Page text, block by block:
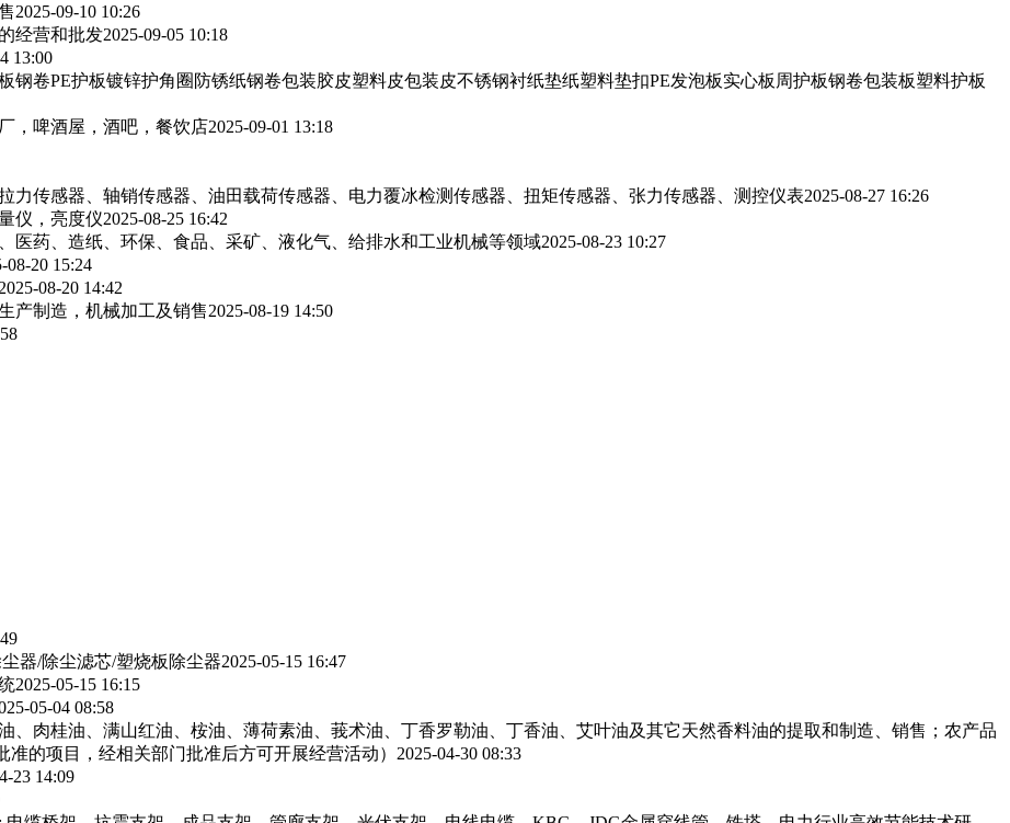
2025-09-10 10:26
经营和批发2025-09-05 10:18
13:00
钢卷PE护板镀锌护角圈防锈纸钢卷包装胶皮塑料皮包装皮不锈钢衬纸垫纸塑料垫扣PE发泡板实心板周护板钢卷包装板塑料护板
，啤酒屋，酒吧，餐饮店2025-09-01 13:18
力传感器、轴销传感器、油田载荷传感器、电力覆冰检测传感器、扭矩传感器、张力传感器、测控仪表2025-08-27 16:26
仪，亮度仪2025-08-25 16:42
医药、造纸、环保、食品、采矿、液化气、给排水和工业机械等领域2025-08-23 10:27
08-20 15:24
2025-08-20 14:42
产制造，机械加工及销售2025-08-19 14:50
器/除尘滤芯/塑烧板除尘器2025-05-15 16:47
2025-05-15 16:15
05-04 08:58
、肉桂油、满山红油、桉油、薄荷素油、莪术油、丁香罗勒油、丁香油、艾叶油及其它天然香料油的提取和制造、销售；农产品
的项目，经相关部门批准后方可开展经营活动） 2025-04-30 08:33
23 14:09